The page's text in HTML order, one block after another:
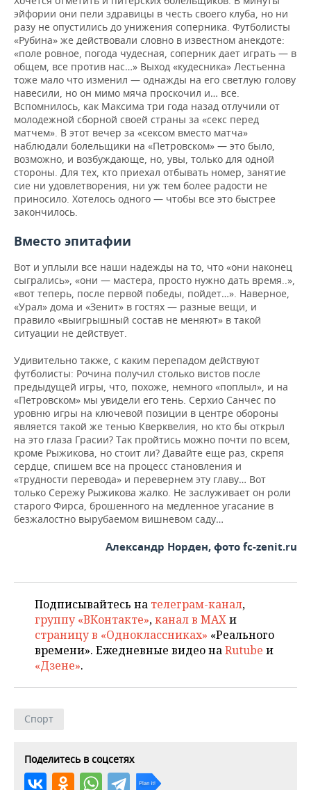
эйфории они пели здравицы в честь своего клуба, но ни
разу не опустились до унижения соперника. Футболисты
«Рубина» же действовали словно в известном анекдоте:
«поле ровное, погода чудесная, соперник дает играть — в
общем, все против нас…» Выход «кудесника» Лестьенна
тоже мало что изменил — однажды на его светлую голову
навесили, но он мимо мяча проскочил и… все.
Вспомнилось, как Максима три года назад отлучили от
молодежной сборной своей страны за «секс перед
матчем». В этот вечер за «сексом вместо матча»
наблюдали болельщики на «Петровском» — это было,
возможно, и возбуждающе, но, увы, только для одной
стороны. Для тех, кто приехал отбывать номер, занятие
сие ни удовлетворения, ни уж тем более радости не
приносило. Хотелось одного — чтобы все это быстрее
закончилось.
Вместо эпитафии
Вот и уплыли все наши надежды на то, что «они наконец
сыгрались», «они — мастера, просто нужно дать время..»,
«вот теперь, после первой победы, пойдет…». Наверное,
«Урал» дома и «Зенит» в гостях — разные вещи, и
правило «выигрышный состав не меняют» в такой
ситуации не действует.
Удивительно также, с каким перепадом действуют
футболисты: Рочина получил столько вистов после
предыдущей игры, что, похоже, немного «поплыл», и на
«Петровском» мы увидели его тень. Серхио Санчес по
уровню игры на ключевой позиции в центре обороны
является такой же тенью Кверквелия, но кто бы открыл
на это глаза Грасии? Так пройтись можно почти по всем,
кроме Рыжикова, но стоит ли? Давайте еще раз, скрепя
сердце, спишем все на процесс становления и
«трудности перевода» и перевернем эту главу… Вот
только Сережу Рыжикова жалко. Не заслуживает он роли
старого Фирса, брошенного на медленное угасание в
безжалостно вырубаемом вишневом саду…
Александр Норден, фото fc-zenit.ru
Подписывайтесь на телеграм-канал,
группу «ВКонтакте»,канал в MAXи
страницу в «Одноклассниках» «Реального
времени». Ежедневные видео наRutube и
«Дзене».
Спорт
Поделитесь в соцсетях